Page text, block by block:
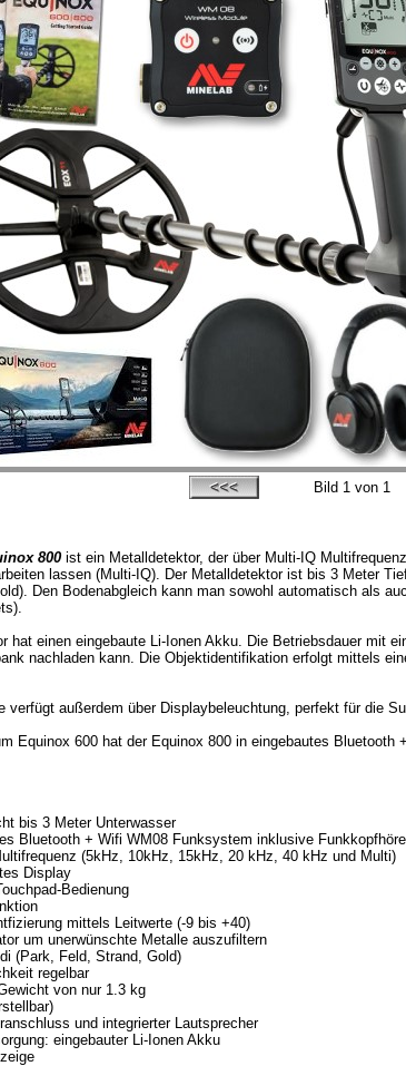
Bild 1 von 1
800 ist ein Metalldetektor, der über Multi-IQ
lassen (Multi-IQ). Der Metalldetektor ist bis 3 Meter
Den Bodenabgleich kann man sowohl automatisch als
hat einen eingebaute Li-Ionen Akku. Die Betriebsdauer mit
nachladen kann. Die Objektidentifikation erfolgt mittels
verfügt außerdem über Displaybeleuchtung, perfekt für die
Equinox 600 hat der Equinox 800 in eingebautes
bis 3 Meter Unterwasser
Bluetooth + Wifi WM08 Funksystem inklusive
(5kHz, 10kHz, 15kHz, 20 kHz, 40 kHz und Multi)
Display
Bedienung
mittels Leitwerte (-9 bis +40)
um unerwünschte Metalle auszufiltern
(Park, Feld, Strand, Gold)
regelbar
von nur 1.3 kg
und integrierter Lautsprecher
eingebauter Li-Ionen Akku